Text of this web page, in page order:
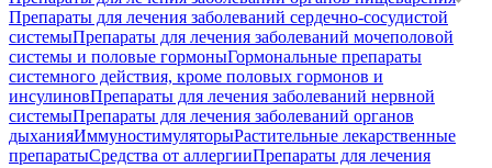
Препараты для лечения заболеваний сердечно-сосудистой
системыПрепараты для лечения заболеваний мочеполовой
системы и половые гормоныГормональные препараты
системного действия, кроме половых гормонов и
инсулиновПрепараты для лечения заболеваний нервной
системыПрепараты для лечения заболеваний органов
дыханияИммуностимуляторыРастительные лекарственные
препаратыСредства от аллергииПрепараты для лечения